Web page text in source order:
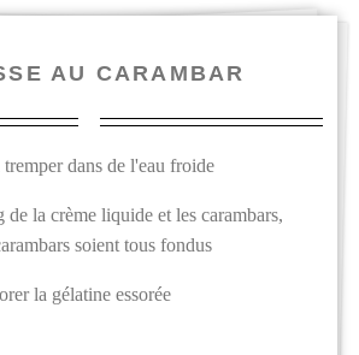
AU CARAMBAR
dans de l'eau froide
la crème liquide et les carambars,
soient tous fondus
la gélatine essorée